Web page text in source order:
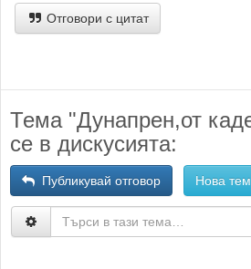
Отговори с цитат
Тема "Дунапрен,от
се в дискусията:
Публикувай отговор Нова